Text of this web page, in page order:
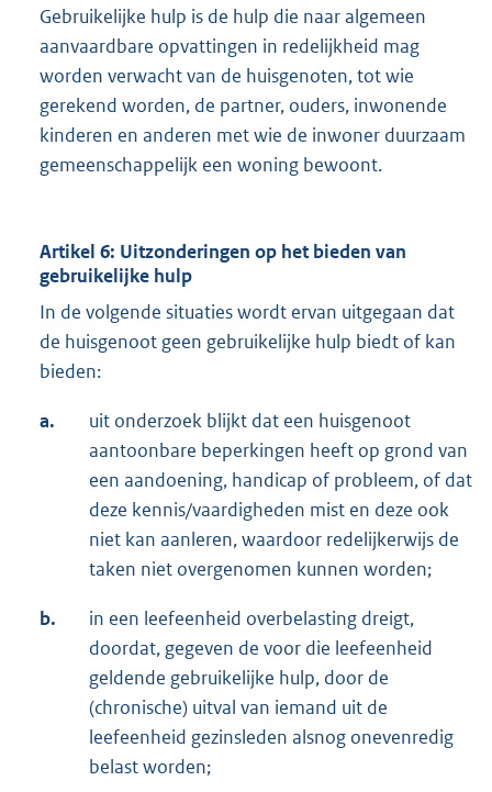
Gebruikelijke hulp is de hulp die naar algemeen
aanvaardbare opvattingen in redelijkheid mag
worden verwacht van de huisgenoten, tot wie
gerekend worden, de partner, ouders, inwonende
kinderen en anderen met wie de inwoner duurzaam
gemeenschappelijk een woning bewoont.
Artikel 6: Uitzonderingen op het bieden van
gebruikelijke hulp
In de volgende situaties wordt ervan uitgegaan dat
de huisgenoot geen gebruikelijke hulp biedt of kan
bieden:
a.
uit onderzoek blijkt dat een huisgenoot
aantoonbare beperkingen heeft op grond van
een aandoening, handicap of probleem, of dat
deze kennis/vaardigheden mist en deze ook
niet kan aanleren, waardoor redelijkerwijs de
taken niet overgenomen kunnen worden;
b.
in een leefeenheid overbelasting dreigt,
doordat, gegeven de voor die leefeenheid
geldende gebruikelijke hulp, door de
(chronische) uitval van iemand uit de
leefeenheid gezinsleden alsnog onevenredig
belast worden;